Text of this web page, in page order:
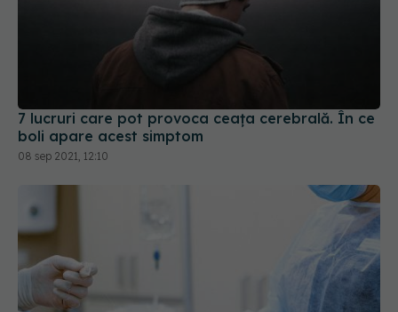
7 lucruri care pot provoca ceața cerebrală. În ce
boli apare acest simptom
08 sep 2021, 12:10